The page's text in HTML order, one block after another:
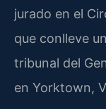
jurado en el
que conlleve
tribunal del
en Yorktown,